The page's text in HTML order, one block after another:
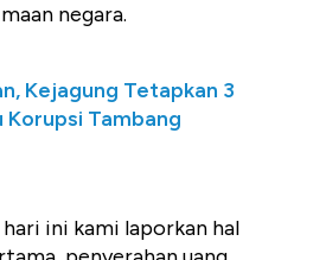
negara.
Kejagung Tetapkan 3
Korupsi Tambang
ini kami laporkan hal